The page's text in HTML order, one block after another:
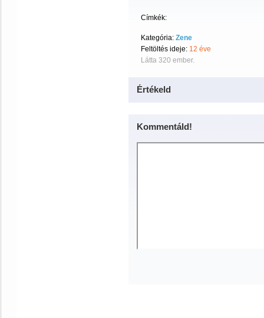
Címkék:
Kategória: Zene
Feltöltés ideje: 12 éve
Látta 320 ember.
Értékeld
Kommentáld!